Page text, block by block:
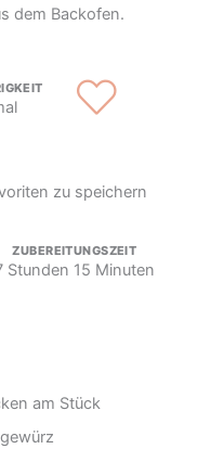
dem Backofen.
zu speichern
ZUBEREITUNGSZEIT
Stunden 15 Minuten
am Stück